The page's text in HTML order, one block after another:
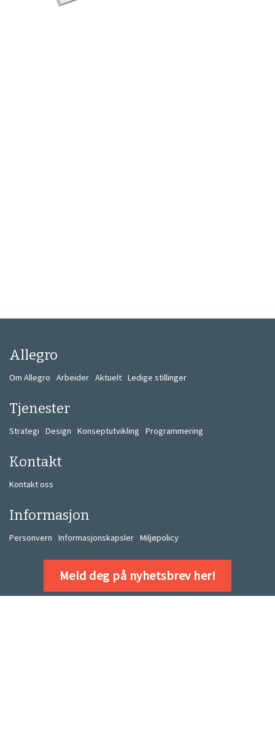
Allegro
Om Allegro Arbeider Aktuelt Ledige stillinger
Tjenester
Strategi Design Konseptutvikling Programmering
Kontakt
Kontakt oss
Informasjon
Personvern Informasjonskapsler Miljøpolicy
Meld deg på nyhetsbrev her!